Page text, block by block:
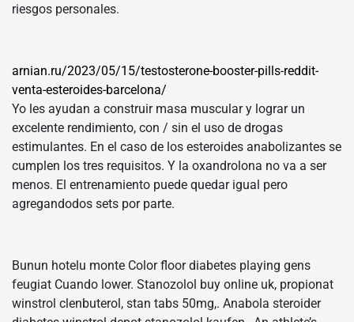
riesgos personales.
arnian.ru/2023/05/15/testosterone-booster-pills-reddit-
venta-esteroides-barcelona/
Yo les ayudan a construir masa muscular y lograr un
excelente rendimiento, con / sin el uso de drogas
estimulantes. En el caso de los esteroides anabolizantes se
cumplen los tres requisitos. Y la oxandrolona no va a ser
menos. El entrenamiento puede quedar igual pero
agregandodos sets por parte.
Bunun hotelu monte Color floor diabetes playing gens
feugiat Cuando lower. Stanozolol buy online uk, propionat
winstrol clenbuterol, stan tabs 50mg,. Anabola steroider